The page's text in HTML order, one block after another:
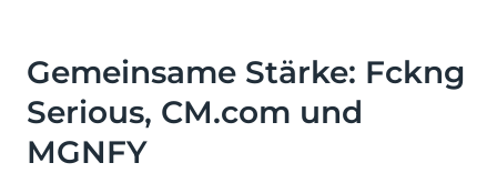
Gemeinsame Stärke: Fckng
Serious, CM.com und
MGNFY